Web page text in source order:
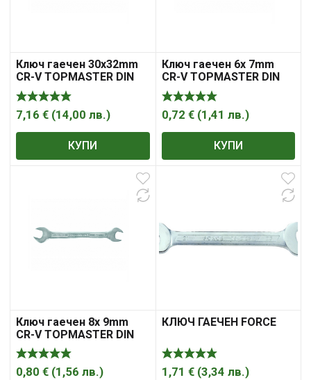
Ключ гаечен 30х32mm
CR-V TOPMASTER DIN
3110
7,16 € (14,00 лв.)
КУПИ
Ключ гаечен 6x 7mm
CR-V TOPMASTER DIN
3110
0,72 € (1,41 лв.)
КУПИ
Ключ гаечен 8х 9mm
CR-V TOPMASTER DIN
3110
0,80 € (1,56 лв.)
КЛЮЧ ГАЕЧЕН FORCE
1,71 € (3,34 лв.)